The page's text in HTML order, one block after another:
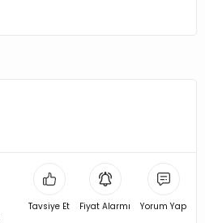
Tavsiye Et Fiyat Alarmı Yorum Yap